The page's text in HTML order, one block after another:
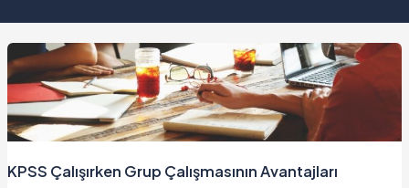
KPSS Çalışırken Grup Çalışmasının Avantajları